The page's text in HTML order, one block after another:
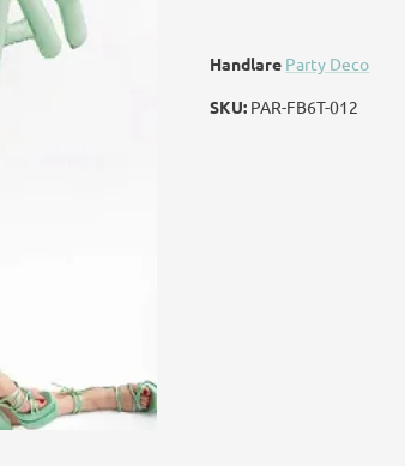
Handlare Party Deco
SKU: PAR-FB6T-012